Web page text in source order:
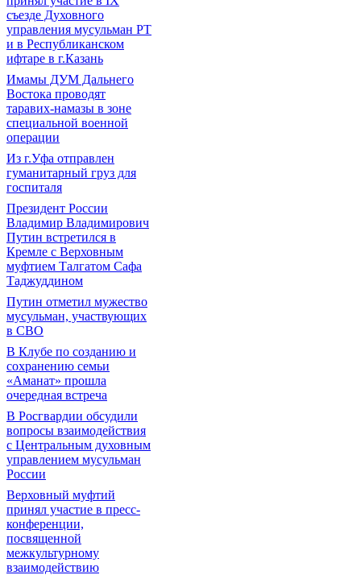
съезде Духовного
управления мусульман РТ
и в Республиканском
ифтаре в г.Казань
Имамы ДУМ Дальнего
Востока проводят
таравих-намазы в зоне
специальной военной
операции
Из г.Уфа отправлен
гуманитарный груз для
госпиталя
Президент России
Владимир Владимирович
Путин встретился в
Кремле с Верховным
муфтием Талгатом Сафа
Таджуддином
Путин отметил мужество
мусульман, участвующих
в СВО
В Клубе по созданию и
сохранению семьи
«Аманат» прошла
очередная встреча
В Росгвардии обсудили
вопросы взаимодействия
с Центральным духовным
управлением мусульман
России
Верховный муфтий
принял участие в пресс-
конференции,
посвященной
межкультурному
взаимодействию